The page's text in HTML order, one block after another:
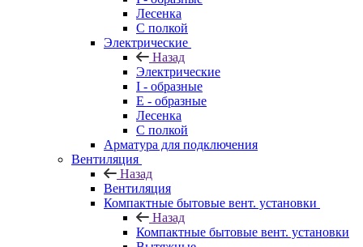
Лесенка
С полкой
Электрические
Назад
Электрические
I - образные
E - образные
Лесенка
С полкой
Арматура для подключения
Вентиляция
Назад
Вентиляция
Компактные бытовые вент. установки
Назад
Компактные бытовые вент. установки